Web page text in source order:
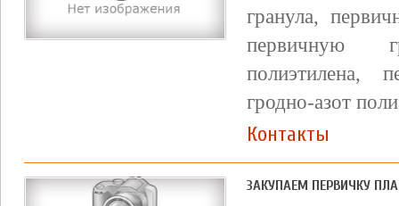
гранула,
первичную
полиэтилена,
гродно-азот
Контакты
ЗАКУПАЕМ ПЕРВИЧКУ